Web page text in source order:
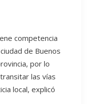
competencia
de Buenos
por lo
las vías
local, explicó